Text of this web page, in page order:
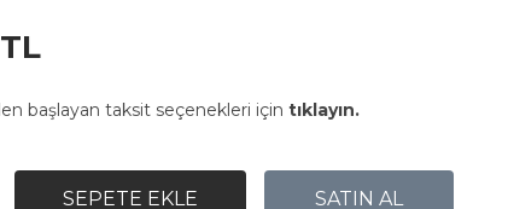
başlayan taksit seçenekleri için tıklayın.